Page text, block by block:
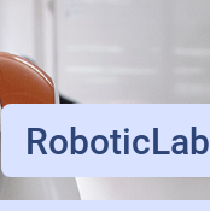
RoboticLab